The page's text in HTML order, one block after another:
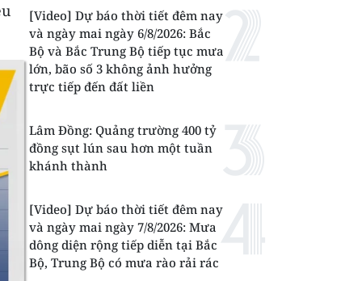
[Video] Dự báo thời tiết đêm nay
và ngày mai ngày 6/8/2026: Bắc
Bộ và Bắc Trung Bộ tiếp tục mưa
lớn, bão số 3 không ảnh hưởng
trực tiếp đến đất liền
Lâm Đồng: Quảng trường 400 tỷ
đồng sụt lún sau hơn một tuần
khánh thành
[Video] Dự báo thời tiết đêm nay
và ngày mai ngày 7/8/2026: Mưa
dông diện rộng tiếp diễn tại Bắc
Bộ, Trung Bộ có mưa rào rải rác